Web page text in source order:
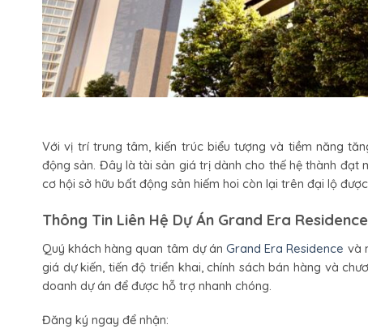
Với vị trí trung tâm, kiến trúc biểu tượng và tiềm năng
động sản. Đây là tài sản giá trị dành cho thế hệ thành đạt
cơ hội sở hữu bất động sản hiếm hoi còn lại trên đại lộ
Thông Tin Liên Hệ Dự Án Grand Era Residence
Quý khách hàng quan tâm dự ánGrand Era Residence và
giá dự kiến, tiến độ triển khai, chính sách bán hàng và
doanh dự án để được hỗ trợ nhanh chóng.
Đăng ký ngay để nhận: